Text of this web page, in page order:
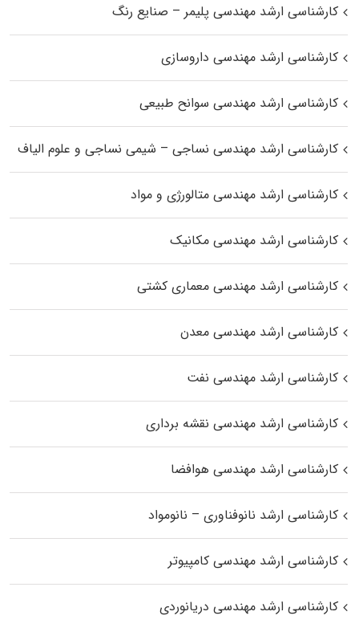
کارشناسی ارشد مهندسی پلیمر – صنایع رنگ
کارشناسی ارشد مهندسی داروسازی
کارشناسی ارشد مهندسی سوانح طبیعی
کارشناسی ارشد مهندسی نساجی – شیمی نساجی و علوم الیاف
کارشناسی ارشد مهندسی متالورژی و مواد
کارشناسی ارشد مهندسی مکانیک
کارشناسی ارشد مهندسی معماری کشتی
کارشناسی ارشد مهندسی معدن
کارشناسی ارشد مهندسی نفت
کارشناسی ارشد مهندسی نقشه برداری
کارشناسی ارشد مهندسی هوافضا
کارشناسی ارشد نانوفناوری – نانومواد
کارشناسی ارشد مهندسی کامپیوتر
کارشناسی ارشد مهندسی دریانوردی